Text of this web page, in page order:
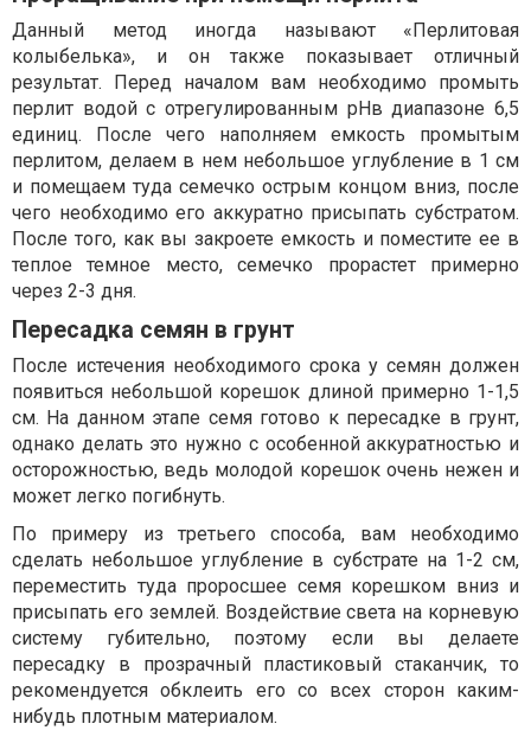
Данный метод иногда называют «Перлитовая
колыбелька», и он также показывает отличный
результат. Перед началом вам необходимо промыть
перлит водой с отрегулированным pHв диапазоне 6,5
единиц. После чего наполняем емкость промытым
перлитом, делаем в нем небольшое углубление в 1 см
и помещаем туда семечко острым концом вниз, после
чего необходимо его аккуратно присыпать субстратом.
После того, как вы закроете емкость и поместите ее в
теплое темное место, семечко прорастет примерно
через 2-3 дня.
Пересадка семян в грунт
После истечения необходимого срока у семян должен
появиться небольшой корешок длиной примерно 1-1,5
см. На данном этапе семя готово к пересадке в грунт,
однако делать это нужно с особенной аккуратностью и
осторожностью, ведь молодой корешок очень нежен и
может легко погибнуть.
По примеру из третьего способа, вам необходимо
сделать небольшое углубление в субстрате на 1-2 см,
переместить туда проросшее семя корешком вниз и
присыпать его землей. Воздействие света на корневую
систему губительно, поэтому если вы делаете
пересадку в прозрачный пластиковый стаканчик, то
рекомендуется обклеить его со всех сторон каким-
нибудь плотным материалом.